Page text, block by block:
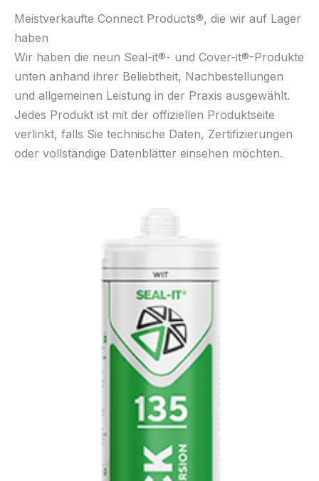
Meistverkaufte Connect Products®, die wir auf Lager
haben
Wir haben die neun Seal-it®- und Cover-it®-Produkte
unten anhand ihrer Beliebtheit, Nachbestellungen
und allgemeinen Leistung in der Praxis ausgewählt.
Jedes Produkt ist mit der offiziellen Produktseite
verlinkt, falls Sie technische Daten, Zertifizierungen
oder vollständige Datenblätter einsehen möchten.